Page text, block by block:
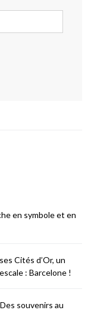
en symbole et en
Cités d’Or, un
: Barcelone !
souvenirs au